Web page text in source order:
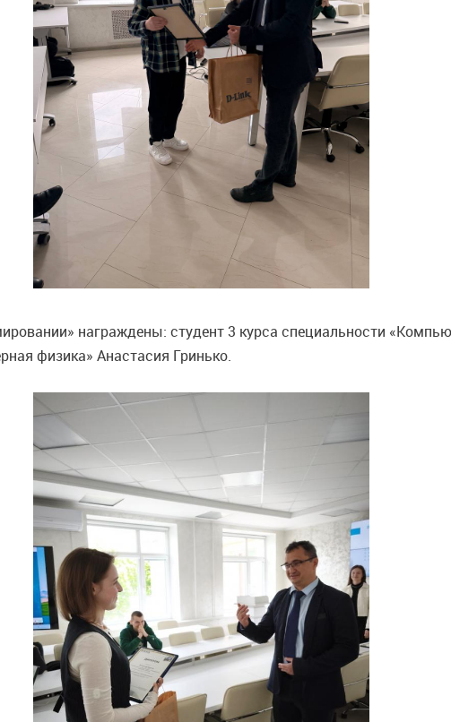
награждены: студент 3 курса специальности
физика» Анастасия Гринько.